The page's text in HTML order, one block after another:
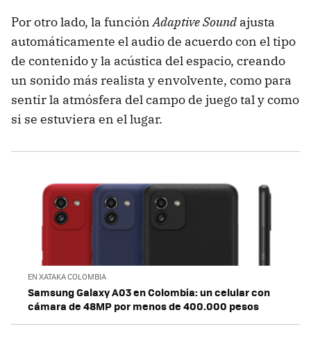
Por otro lado, la funciónAdaptive Sound ajusta
automáticamente el audio de acuerdo con el tipo
de contenido y la acústica del espacio, creando
un sonido más realista y envolvente, como para
sentir la atmósfera del campo de juego tal y como
si se estuviera en el lugar.
EN XATAKA COLOMBIA
Samsung Galaxy A03 en Colombia: un celular con
cámara de 48MP por menos de 400.000 pesos